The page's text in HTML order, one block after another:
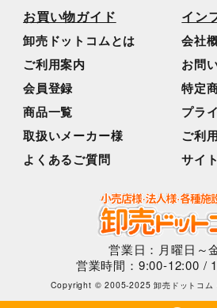
お買い物ガイド
卸売ドットコムとは
ご利用案内
会員登録
商品一覧
取扱いメーカー様
よくあるご質問
イン
会社
お問
特定
プラ
ご利
サイ
営業日：月曜日～
営業時間：9:00-12:00 /
Copyright © 2005-2025 卸売ドットコ